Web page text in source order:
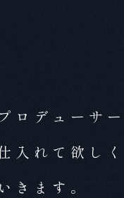
ロデューサー
入れて欲し
きます。